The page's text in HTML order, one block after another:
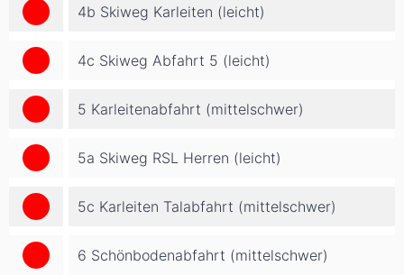
4b Skiweg Karleiten (leicht)
4c Skiweg Abfahrt 5 (leicht)
5 Karleitenabfahrt (mittelschwer)
5a Skiweg RSL Herren (leicht)
5c Karleiten Talabfahrt (mittelschwer)
6 Schönbodenabfahrt (mittelschwer)